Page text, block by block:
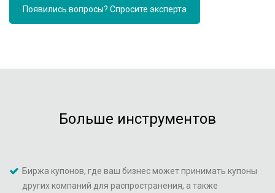
Появились вопросы? Спросите эксперта
Больше инструментов
Биржа купонов, где ваш бизнес может принимать купоны
других компаний для распространения, а также